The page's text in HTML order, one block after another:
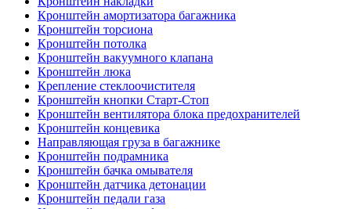
Кронштейн амортизатора багажника
Кронштейн торсиона
Кронштейн потолка
Кронштейн вакуумного клапана
Кронштейн люка
Крепление стеклоочистителя
Кронштейн кнопки Старт-Стоп
Кронштейн вентилятора блока предохранителей
Кронштейн концевика
Направляющая груза в багажнике
Кронштейн подрамника
Кронштейн бачка омывателя
Кронштейн датчика детонации
Кронштейн педали газа